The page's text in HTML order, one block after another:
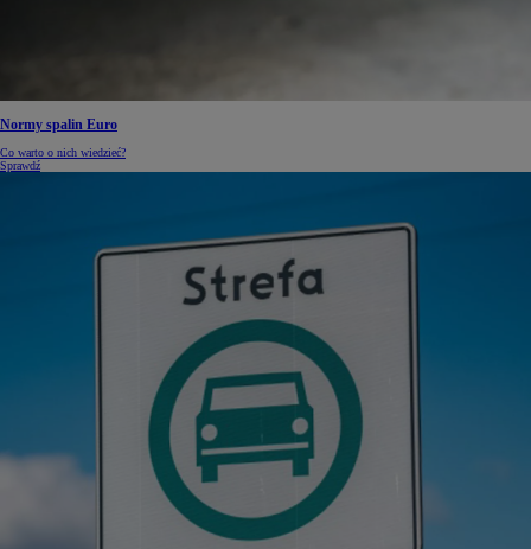
Normy spalin Euro
Co warto o nich wiedzieć?
Sprawdź